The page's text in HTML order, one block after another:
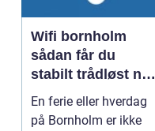
Wifi bornholm
sådan får du
stabilt trådløst net
på klippeøen
En ferie eller hverdag
på Bornholm er ikke